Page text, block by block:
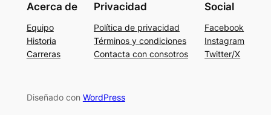
Acerca de
Equipo
Historia
Carreras
Privacidad
Política de privacidad
Términos y condiciones
Contacta con consotros
Social
Facebook
Instagram
Twitter/X
Diseñado con WordPress